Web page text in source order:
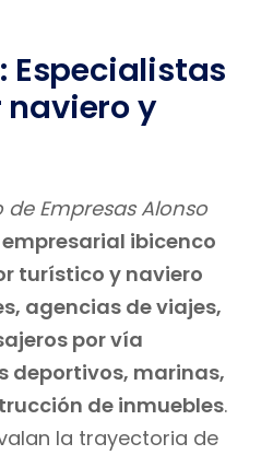
Especialistas
naviero y
de Empresas Alonso
ibicenco
turístico y naviero
agencias de viajes,
por vía
deportivos, marinas,
de inmuebles.
la trayectoria de